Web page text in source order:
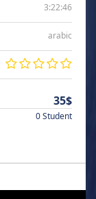
3:22:46
arabic
35$
0 Student